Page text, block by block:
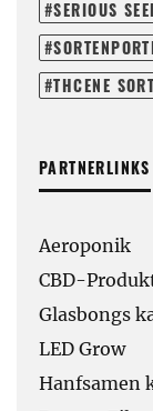
SERIOUS
THCENE
PARTNERLINKS
Aeroponik
CBD-
Glasbongs
LED Grow
Hanfsamen